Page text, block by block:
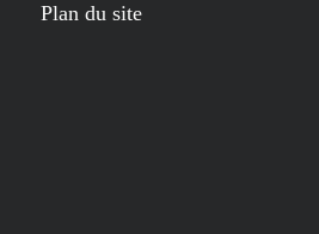
Plan du site